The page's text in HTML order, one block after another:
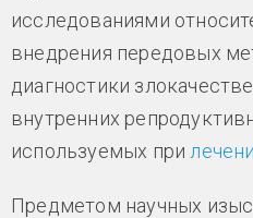
исследованиями
внедрения передовых
диагностики
внутренних
используемых при
Предметом научных